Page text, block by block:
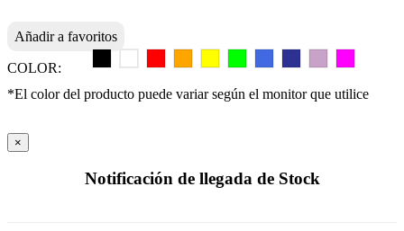
Añadir a favoritos
COLOR:
*El color del producto puede variar según el monitor que utilice
×
Notificación de llegada de Stock